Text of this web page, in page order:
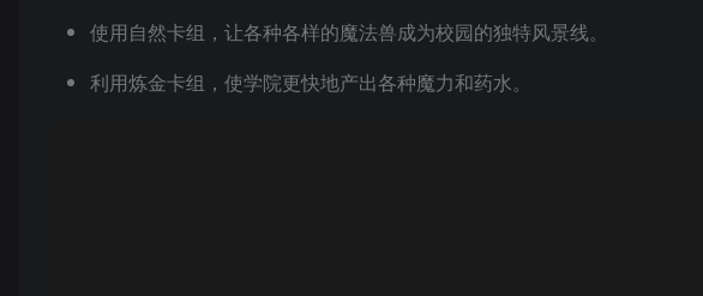
使用自然卡组，让各种各样的魔法兽成为校园的独特风景线。
利用炼金卡组，使学院更快地产出各种魔力和药水。